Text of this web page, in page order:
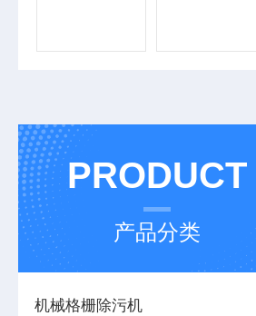
PRODUCT
产品分类
机械格栅除污机